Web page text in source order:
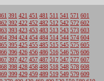
391 421 451 481 511 541 571 601
392 422 452 482 512 542 572 602
393 423 453 483 513 543 573 603
394 424 454 484 514 544 574 604
395 425 455 485 515 545 575 605
396 426 456 486 516 546 576 606
397 427 457 487 517 547 577 607
398 428 458 488 518 548 578 608
399 429 459 489 519 549 579 609